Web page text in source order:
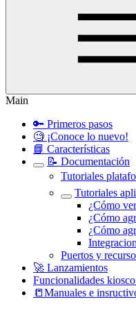
Main
🔑 Primeros pasos
🧐 ¡Conoce lo nuevo!
📘 Características
📝 Documentación
Tutoriales
Tutoriales
¿Cómo
¿Cómo
¿Cómo
Puertos y
🚀 Lanzamientos
Funcionalidades
📒Manuales e